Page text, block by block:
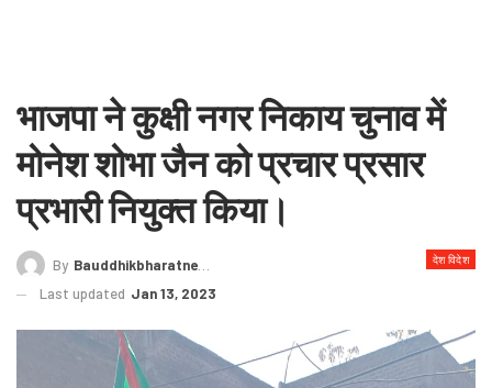
भाजपा ने कुक्षी नगर निकाय चुनाव में
मोनेश शोभा जैन को प्रचार प्रसार
प्रभारी नियुक्त किया।
देश विदेश
By Bauddhikbharatnews@gmail.com
Last updated Jan 13, 2023